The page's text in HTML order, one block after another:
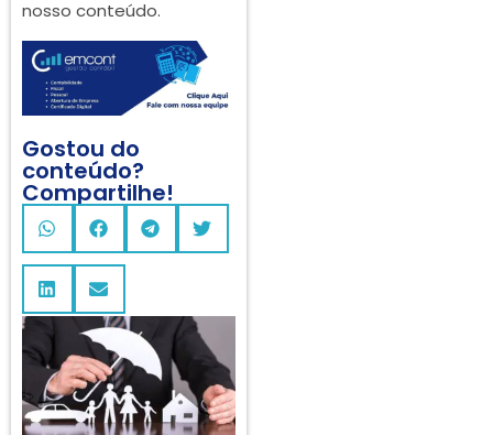
nosso conteúdo.
Gostou do
conteúdo?
Compartilhe!